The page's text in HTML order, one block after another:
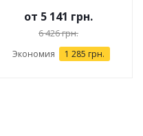
от 5 141 грн.
6 426 грн.
Экономия 1 285 грн.